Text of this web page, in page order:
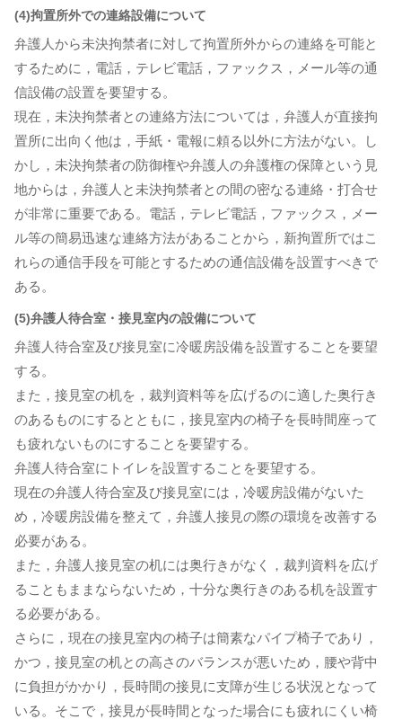
(4)拘置所外での連絡設備について
弁護人から未決拘禁者に対して拘置所外からの連絡を可能と
するために，電話，テレビ電話，ファックス，メール等の通
信設備の設置を要望する。
現在，未決拘禁者との連絡方法については，弁護人が直接拘
置所に出向く他は，手紙・電報に頼る以外に方法がない。し
かし，未決拘禁者の防御権や弁護人の弁護権の保障という見
地からは，弁護人と未決拘禁者との間の密なる連絡・打合せ
が非常に重要である。電話，テレビ電話，ファックス，メー
ル等の簡易迅速な連絡方法があることから，新拘置所ではこ
れらの通信手段を可能とするための通信設備を設置すべきで
ある。
(5)弁護人待合室・接見室内の設備について
弁護人待合室及び接見室に冷暖房設備を設置することを要望
する。
また，接見室の机を，裁判資料等を広げるのに適した奥行き
のあるものにするとともに，接見室内の椅子を長時間座って
も疲れないものにすることを要望する。
弁護人待合室にトイレを設置することを要望する。
現在の弁護人待合室及び接見室には，冷暖房設備がないた
め，冷暖房設備を整えて，弁護人接見の際の環境を改善する
必要がある。
また，弁護人接見室の机には奥行きがなく，裁判資料を広げ
ることもままならないため，十分な奥行きのある机を設置す
る必要がある。
さらに，現在の接見室内の椅子は簡素なパイプ椅子であり，
かつ，接見室の机との高さのバランスが悪いため，腰や背中
に負担がかかり，長時間の接見に支障が生じる状況となって
いる。そこで，接見が長時間となった場合にも疲れにくい椅